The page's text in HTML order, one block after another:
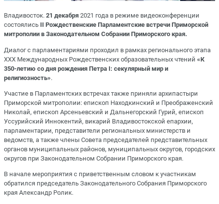
Владивосток. 21 декабря 2021 года в режиме видеоконференции
состоялись II Рождественские Парламентские встречи Приморской
митрополии в Законодательном Собрании Приморского края.
Диалог с парламентариями проходил в рамках регионального этапа
XXX Международных Рождественских образовательных чтений «К
350-летию со дня рождения Петра I: секулярный мир и
религиозность».
Участие в Парламентских встречах также приняли архипастыри
Приморской митрополии: епископ Находкинский и Преображенский
Николай, епископ Арсеньевский и Дальнегорский Гурий, епископ
Уссурийский Иннокентий, викарий Владивостокской епархии,
парламентарии, представители региональных министерств и
ведомств, а также члены Совета председателей представительных
органов муниципальных районов, муниципальных округов, городских
округов при Законодательном Собрании Приморского края.
В начале мероприятия с приветственным словом к участникам
обратился председатель Законодательного Собрания Приморского
края Александр Ролик.